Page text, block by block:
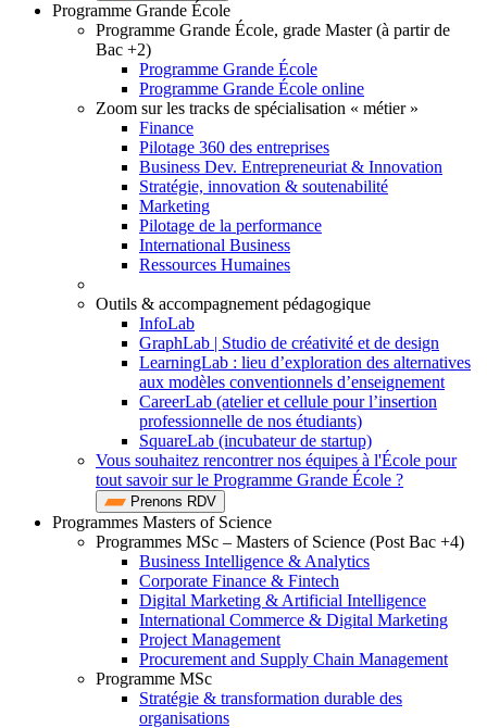
Programme Grande École
Programme Grande École, grade Master (à partir de
Bac +2)
Programme Grande École
Programme Grande École online
Zoom sur les tracks de spécialisation « métier »
Finance
Pilotage 360 des entreprises
Business Dev. Entrepreneuriat & Innovation
Stratégie, innovation & soutenabilité
Marketing
Pilotage de la performance
International Business
Ressources Humaines
Outils & accompagnement pédagogique
InfoLab
GraphLab | Studio de créativité et de design
LearningLab : lieu d’exploration des alternatives
aux modèles conventionnels d’enseignement
CareerLab (atelier et cellule pour l’insertion
professionnelle de nos étudiants)
SquareLab (incubateur de startup)
Vous souhaitez rencontrer nos équipes à l'École pour
tout savoir sur le Programme Grande École ?
Prenons RDV
Programmes Masters of Science
Programmes MSc – Masters of Science (Post Bac +4)
Business Intelligence & Analytics
Corporate Finance & Fintech
Digital Marketing & Artificial Intelligence
International Commerce & Digital Marketing
Project Management
Procurement and Supply Chain Management
Programme MSc
Stratégie & transformation durable des
organisations